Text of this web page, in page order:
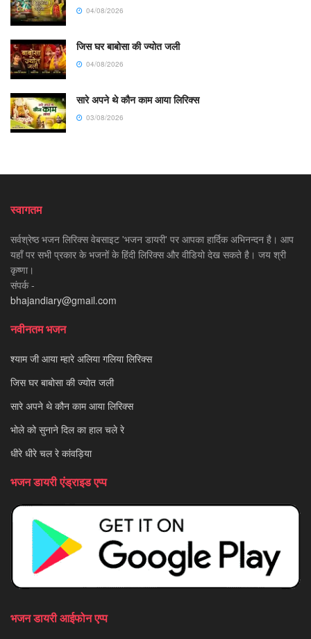
04/08/2026
जिस घर बाबोसा की ज्योत जली
04/08/2026
सारे अपने थे कौन काम आया लिरिक्स
03/08/2026
स्वागतम
सर्वश्रेष्ठ भजन लिरिक्स वेबसाइट 'भजन डायरी' पर आपका हार्दिक अभिनन्दन है। आप
यहाँ पर सभी प्रकार के भजनों के हिंदी लिरिक्स और वीडियो देख सकते है। जय श्री
कृष्णा।
संपर्क -
bhajandiary@gmail.com
नवीनतम भजन
श्याम जी आया म्हारे अलिया गलिया लिरिक्स
जिस घर बाबोसा की ज्योत जली
सारे अपने थे कौन काम आया लिरिक्स
भोले को सुनाने दिल का हाल चले रे
धीरे धीरे चल रे कांवड़िया
भजन डायरी एंड्राइड एप्प
भजन डायरी आईफोन एप्प